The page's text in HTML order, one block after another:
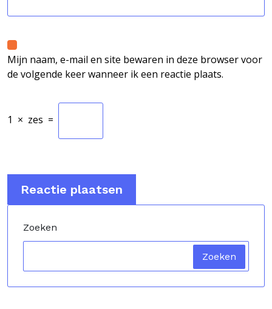
Mijn naam, e-mail en site bewaren in deze browser voor
de volgende keer wanneer ik een reactie plaats.
1 × zes =
Zoeken
Zoeken